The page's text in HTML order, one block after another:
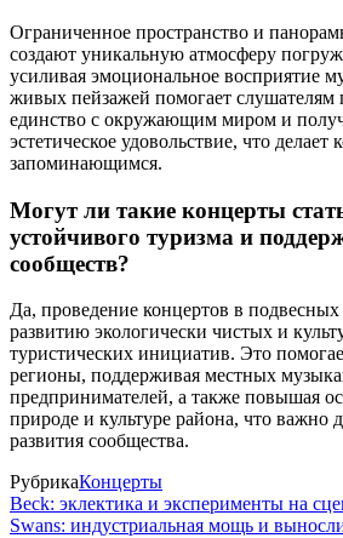
Ограниченное пространство и
создают уникальную атмосферу
усиливая эмоциональное восприятие
живых пейзажей помогает слушателям
единство с окружающим миром и
эстетическое удовольствие, что делает
запоминающимся.
Могут ли такие концерты
устойчивого туризма и
сообществ?
Да, проведение концертов в подвесных
развитию экологически чистых и
туристических инициатив. Это
регионы, поддерживая местных
предпринимателей, а также повышая
природе и культуре района, что важно
развития сообщества.
РубрикаКонцерты
Beck: эклектика и эксперименты на
Swans: индустриальная мощь и